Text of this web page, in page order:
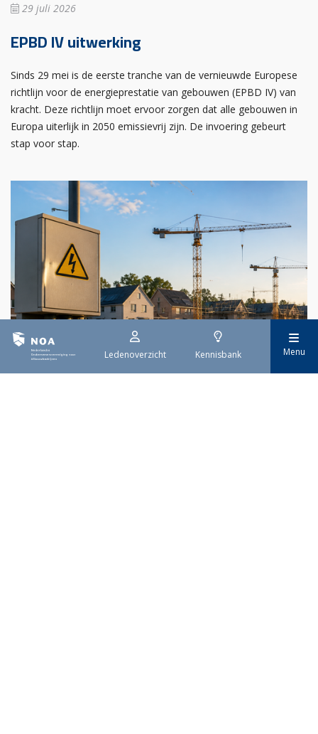
Ledenoverzicht Kennisbank Menu
29 juli 2026
EPBD IV uitwerking
Sinds 29 mei is de eerste tranche van de vernieuwde Europese
richtlijn voor de energieprestatie van gebouwen (EPBD IV) van
kracht. Deze richtlijn moet ervoor zorgen dat alle gebouwen in
Europa uiterlijk in 2050 emissievrij zijn. De invoering gebeurt
stap voor stap.
29 juli 2026